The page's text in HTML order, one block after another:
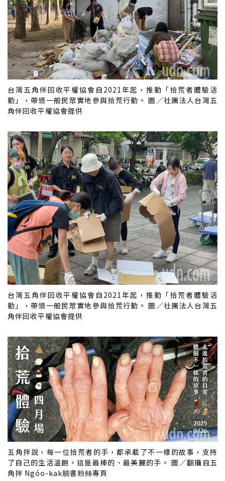
台灣五角伴回收平權協會自2021年起，推動「拾荒者體驗活
動」，帶領一般民眾實地參與拾荒行動。 圖／社團法人台灣五
角伴回收平權協會提供
台灣五角伴回收平權協會自2021年起，推動「拾荒者體驗活
動」，帶領一般民眾實地參與拾荒行動。 圖／社團法人台灣五
角伴回收平權協會提供
五角拌說，每一位拾荒者的手，都承載了不一樣的故事，支持
了自己的生活溫飽。這是最棒的、最美麗的手。 圖／翻攝自五
角拌 Ngóo-kak臉書粉絲專頁